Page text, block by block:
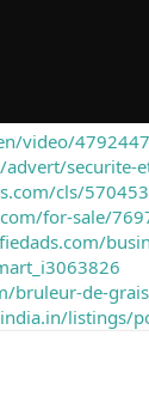
video/
securite-
cls/
for-sale/
bruleur-de-
listings/